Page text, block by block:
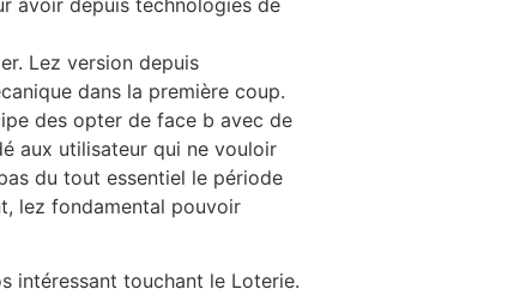
Lez version depuis
dans la première coup.
des opter de face b avec de
aux utilisateur qui ne vouloir
du tout essentiel le période
lez fondamental pouvoir
intéressant touchant le Loterie.